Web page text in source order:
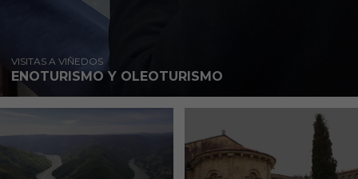
VISITAS A VIÑEDOS
ENOTURISMO Y OLEOTURISMO